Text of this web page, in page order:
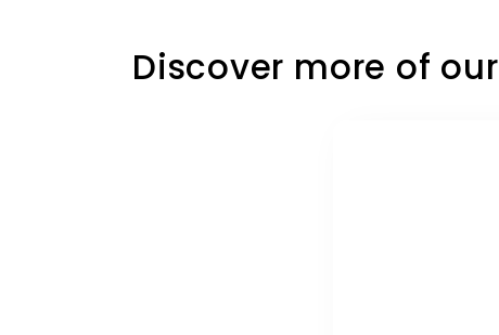
Discover more of